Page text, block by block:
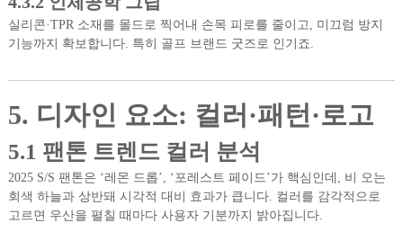
실리콘·TPR 소재를 몰드로 찍어내 손목 피로를 줄이고, 미끄럼 방지
기능까지 확보합니다. 특히 골프 브랜드 굿즈로 인기죠.
5. 디자인 요소: 컬러·패턴·로고
5.1 팬톤 트렌드 컬러 분석
2025 S/S 팬톤은 ‘레몬 드롭’, ‘포레스트 페이드’가 핵심인데, 비 오는
회색 하늘과 상반돼 시각적 대비 효과가 큽니다. 컬러를 감각적으로
고르면 우산을 펼칠 때마다 사용자 기분까지 밝아집니다.